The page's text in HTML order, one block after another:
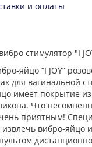
и оплаты
стимулятор "I
яйцо “I JOY”
для вагинальной
имеет покрытие
Что
приятным!
вибро-яйцо